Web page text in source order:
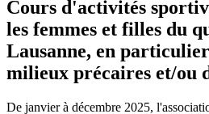
Cours d'activités
les femmes et filles du
Lausanne, en particulier
milieux précaires et/ou
De janvier à décembre 2025,